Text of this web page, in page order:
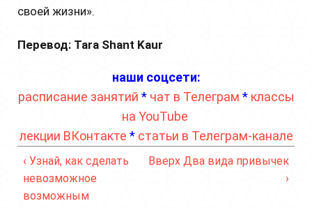
своей жизни».
Перевод: Tara Shant Kaur
наши соцсети:
расписание занятий * чат в Телеграм * классы
на YouTube
лекции ВКонтакте * статьи в Телеграм-канале
‹ Узнай, как сделать
невозможное
возможным
Вверх Два вида привычек
›